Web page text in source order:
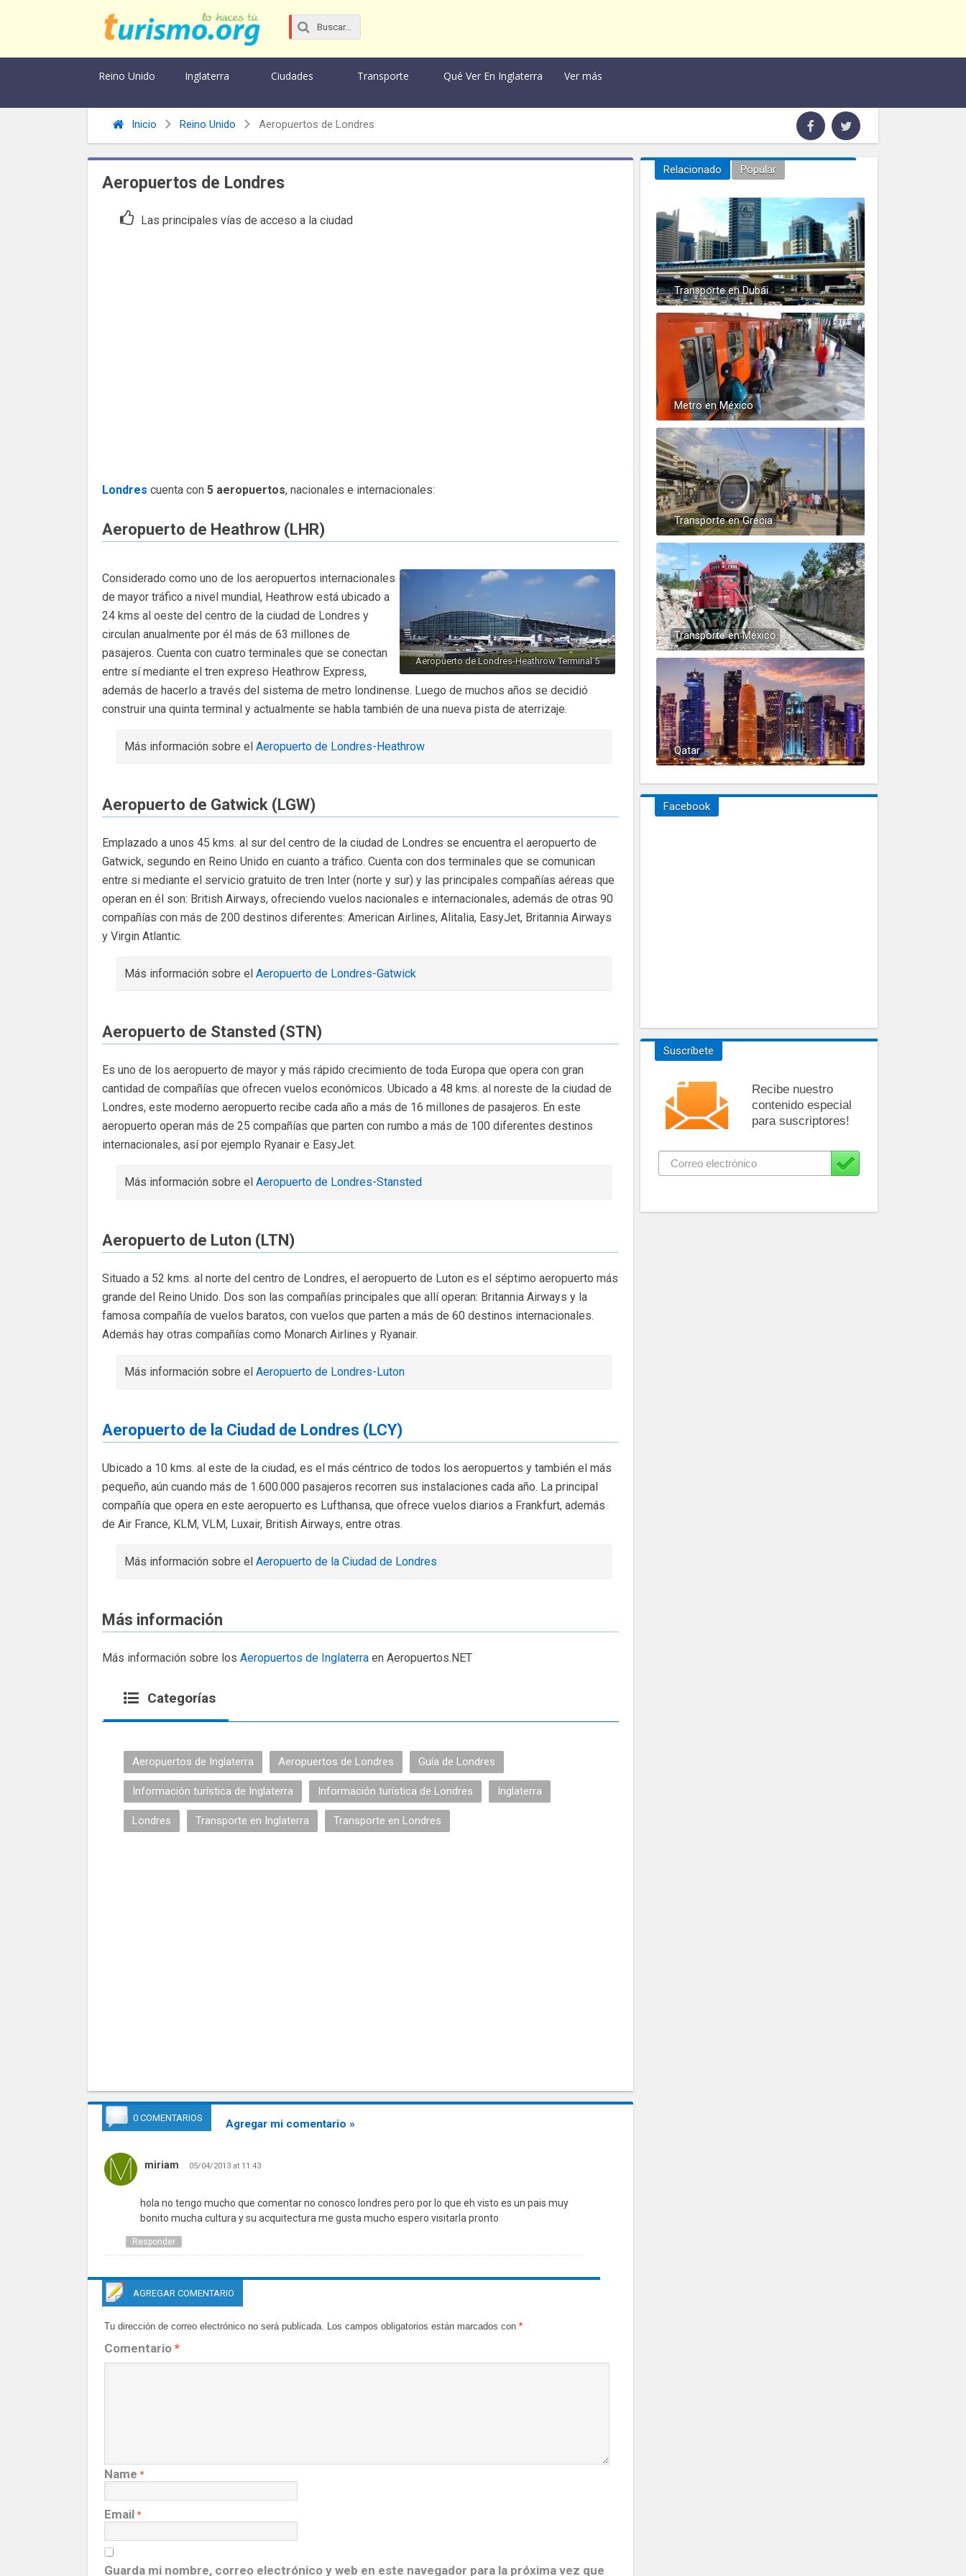
Reino Unido Inglaterra Ciudades Transporte Qué Ver En Inglaterra Ver más
Inicio Reino Unido Aeropuertos de Londres
Aeropuertos de Londres
Las principales vías de acceso a la ciudad
Londres cuenta con 5 aeropuertos, nacionales e internacionales:
Aeropuerto de Heathrow (LHR)
Aeropuerto de Londres-Heathrow Terminal 5
Considerado como uno de los aeropuertos internacionales
de mayor tráfico a nivel mundial, Heathrow está ubicado a
24 kms al oeste del centro de la ciudad de Londres y
circulan anualmente por él más de 63 millones de
pasajeros. Cuenta con cuatro terminales que se conectan
entre sí mediante el tren expreso Heathrow Express,
además de hacerlo a través del sistema de metro londinense. Luego de muchos años se decidió
construir una quinta terminal y actualmente se habla también de una nueva pista de aterrizaje.
Más información sobre el Aeropuerto de Londres-Heathrow
Aeropuerto de Gatwick (LGW)
Emplazado a unos 45 kms. al sur del centro de la ciudad de Londres se encuentra el aeropuerto de
Gatwick, segundo en Reino Unido en cuanto a tráfico. Cuenta con dos terminales que se comunican
entre si mediante el servicio gratuito de tren Inter (norte y sur) y las principales compañías aéreas que
operan en él son: British Airways, ofreciendo vuelos nacionales e internacionales, además de otras 90
compañías con más de 200 destinos diferentes: American Airlines, Alitalia, EasyJet, Britannia Airways
y Virgin Atlantic.
Más información sobre el Aeropuerto de Londres-Gatwick
Aeropuerto de Stansted (STN)
Es uno de los aeropuerto de mayor y más rápido crecimiento de toda Europa que opera con gran
cantidad de compañías que ofrecen vuelos económicos. Ubicado a 48 kms. al noreste de la ciudad de
Londres, este moderno aeropuerto recibe cada año a más de 16 millones de pasajeros. En este
aeropuerto operan más de 25 compañías que parten con rumbo a más de 100 diferentes destinos
internacionales, así por ejemplo Ryanair e EasyJet.
Más información sobre el Aeropuerto de Londres-Stansted
Aeropuerto de Luton (LTN)
Situado a 52 kms. al norte del centro de Londres, el aeropuerto de Luton es el séptimo aeropuerto más
grande del Reino Unido. Dos son las compañías principales que allí operan: Britannia Airways y la
famosa compañía de vuelos baratos, con vuelos que parten a más de 60 destinos internacionales.
Además hay otras compañías como Monarch Airlines y Ryanair.
Más información sobre el Aeropuerto de Londres-Luton
Aeropuerto de la Ciudad de Londres (LCY)
Ubicado a 10 kms. al este de la ciudad, es el más céntrico de todos los aeropuertos y también el más
pequeño, aún cuando más de 1.600.000 pasajeros recorren sus instalaciones cada año. La principal
compañía que opera en este aeropuerto es Lufthansa, que ofrece vuelos diarios a Frankfurt, además
de Air France, KLM, VLM, Luxair, British Airways, entre otras.
Más información sobre el Aeropuerto de la Ciudad de Londres
Más información
Más información sobre los Aeropuertos de Inglaterra en Aeropuertos.NET
Categorías
Aeropuertos de Inglaterra Aeropuertos de Londres Guía de Londres
Información turística de Inglaterra Información turística de Londres Inglaterra
Londres Transporte en Inglaterra Transporte en Londres
0 COMENTARIOS Agregar mi comentario »
miriam 05/04/2013 at 11:43
hola no tengo mucho que comentar no conosco londres pero por lo que eh visto es un pais muy
bonito mucha cultura y su acquitectura me gusta mucho espero visitarla pronto
Responder
AGREGAR COMENTARIO
Tu dirección de correo electrónico no será publicada. Los campos obligatorios están marcados con *
Comentario *
Name *
Email *
Guarda mi nombre, correo electrónico y web en este navegador para la próxima vez que
Relacionado Popular
Transporte en Dubái
Metro en México
Transporte en Grecia
Transporte en México
Qatar
Facebook
Suscríbete
Recibe nuestro
contenido especial
para suscriptores!